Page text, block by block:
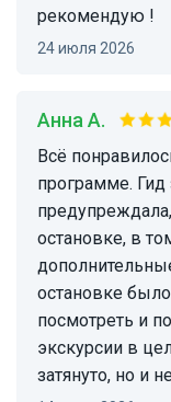
рекомендую !
24 июля 2026
Анна А.
Всё понравилось. Маршрут соответствовал
программе.
остановке, в
остановке
посмотреть и
экскурсии в
затянуто, но и